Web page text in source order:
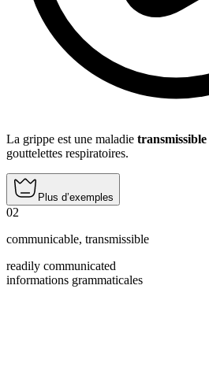
La grippe est une maladie transmissible
gouttelettes respiratoires.
Plus d’exemples
02
communicable, transmissible
readily communicated
informations grammaticales